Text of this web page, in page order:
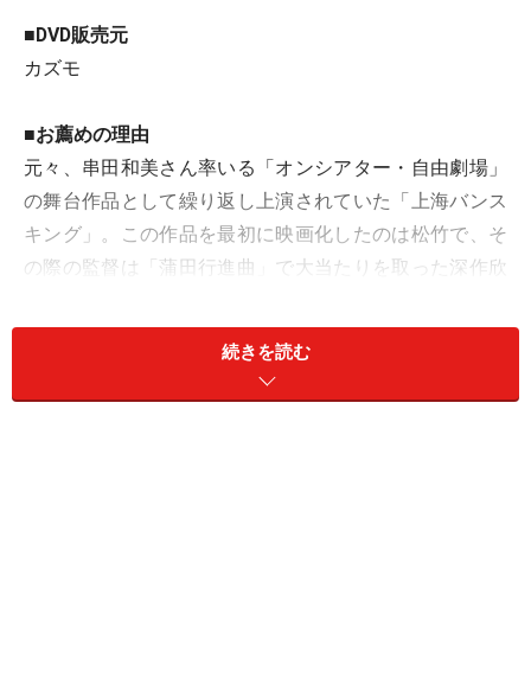
■DVD販売元
カズモ
■お薦めの理由
元々、串田和美さん率いる「オンシアター・自由劇場」
の舞台作品として繰り返し上演されていた「上海バンス
キング」。この作品を最初に映画化したのは松竹で、そ
の際の監督は「蒲田行進曲」で大当たりを取った深作欣
本を大幅に書き換え、ミュージカルと云うより日中戦争
の場面に重きを置いた戦争アクション映画としての色合
いが濃く、オリジナルとは大分違った内容になっていた
続きを読む